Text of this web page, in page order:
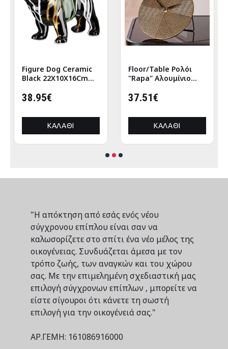
Figure Dog Ceramic
Black 22X10X16Cm
38.95€
ΚΑΛΆΘΙ
Floor/Table Ρολόι
"Rapa" Αλουμίνιο
155 cm D. 205 cm
37.51€
ΚΑΛΆΘΙ
"Η απόκτηση από εσάς ενός νέου
σύγχρονου επίπλου είναι σαν να
καλωσορίζετε στο σπίτι ένα νέο μέλος της
οικογένειας. Συνδυάζεται άμεσα με τον
τρόπο ζωής, των αναγκών και του χώρου
σας. Με την επιμελημένη σχεδιαστική μας
επιλογή σύγχρονων επίπλων , μπορείτε να
είστε σίγουροι ότι κάνετε τη σωστή
επιλογή για την οικογένειά σας."
ΑΡ.ΓΕΜΗ: 161086916000